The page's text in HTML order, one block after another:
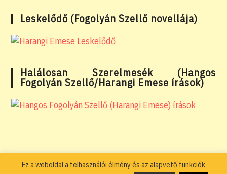
Leskelődő (Fogolyán Szellő novellája)
Halálosan Szerelmesék (Hangos
Fogolyán Szellő/Harangi Emese írások)
Adatkezelési tájékoztató
Általános Szerződési Feltételek – ÁSZF
Ez a weboldal a felhasználói élmény és az alapvető funkciók